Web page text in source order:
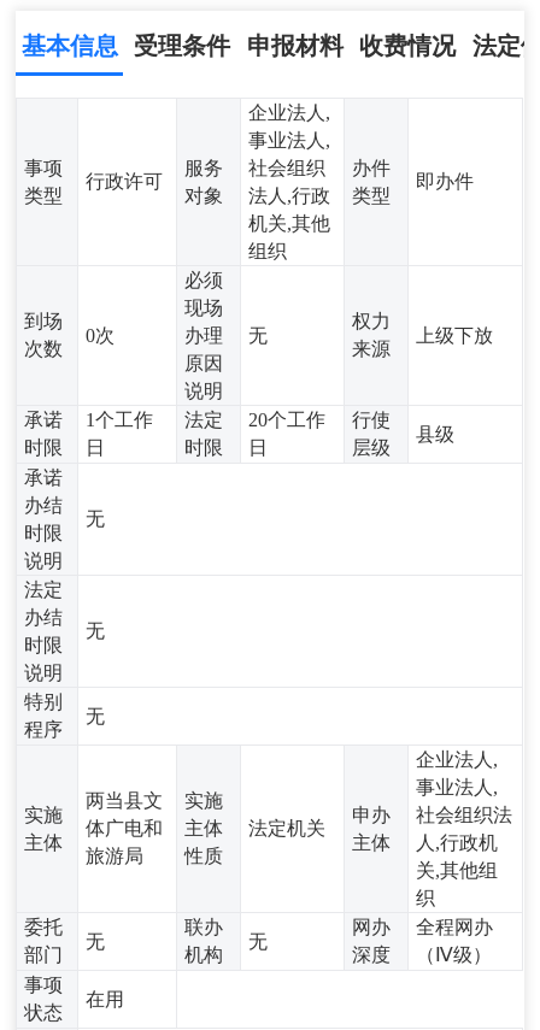
基本信息 受理条件 申报材料 收费情况 法定
事项
类型
行政许可
服务
对象
企业法人,
事业法人,
社会组织
法人,行政
机关,其他
组织
办件
类型
即办件
到场
次数
0次
必须
现场
办理
原因
说明
无
权力
来源
上级下放
承诺
时限
1个工作
日
法定
时限
20个工作
日
行使
层级
县级
承诺
办结
时限
说明
无
法定
办结
时限
说明
无
特别
程序
无
实施
主体
两当县文
体广电和
旅游局
实施
主体
性质
法定机关
申办
主体
企业法人,
事业法人,
社会组织法
人,行政机
关,其他组
织
委托
部门
无
联办
机构
无
网办
深度
全程网办
（Ⅳ级）
事项
状态
在用